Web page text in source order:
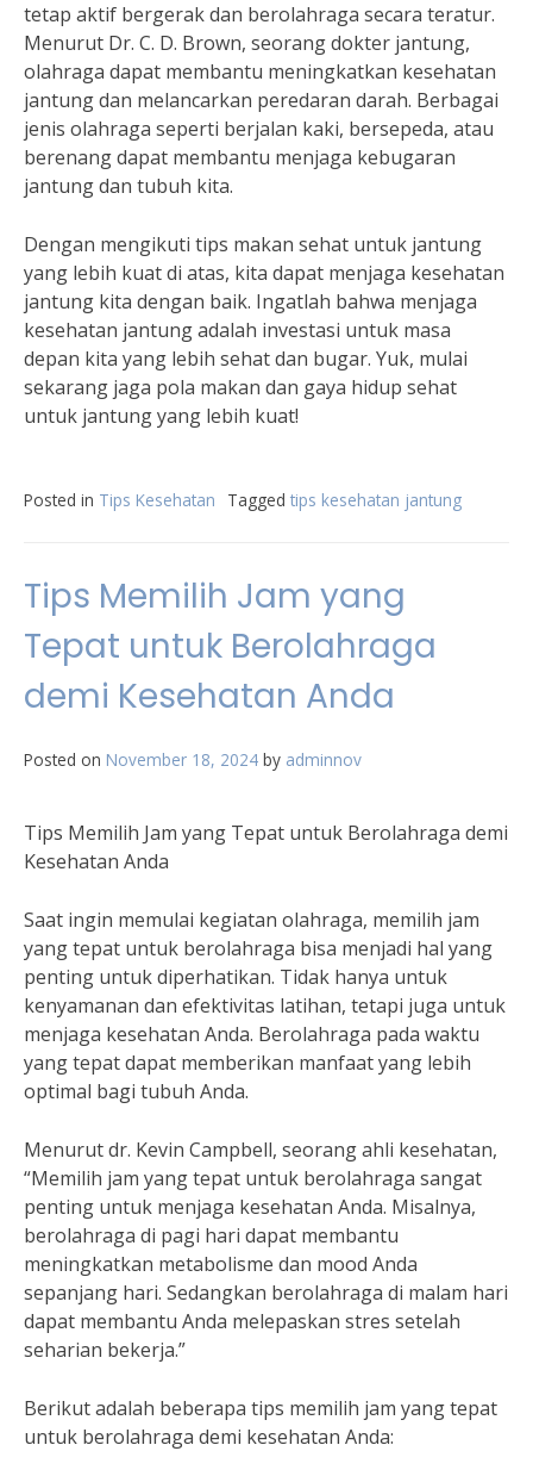
tetap aktif bergerak dan berolahraga secara teratur.
Menurut Dr. C. D. Brown, seorang dokter jantung,
olahraga dapat membantu meningkatkan kesehatan
jantung dan melancarkan peredaran darah. Berbagai
jenis olahraga seperti berjalan kaki, bersepeda, atau
berenang dapat membantu menjaga kebugaran
jantung dan tubuh kita.
Dengan mengikuti tips makan sehat untuk jantung
yang lebih kuat di atas, kita dapat menjaga kesehatan
jantung kita dengan baik. Ingatlah bahwa menjaga
kesehatan jantung adalah investasi untuk masa
depan kita yang lebih sehat dan bugar. Yuk, mulai
sekarang jaga pola makan dan gaya hidup sehat
untuk jantung yang lebih kuat!
Posted in Tips Kesehatan Tagged tips kesehatan jantung
Tips Memilih Jam yang
Tepat untuk Berolahraga
demi Kesehatan Anda
Posted on November 18, 2024 by adminnov
Tips Memilih Jam yang Tepat untuk Berolahraga demi
Kesehatan Anda
Saat ingin memulai kegiatan olahraga, memilih jam
yang tepat untuk berolahraga bisa menjadi hal yang
penting untuk diperhatikan. Tidak hanya untuk
kenyamanan dan efektivitas latihan, tetapi juga untuk
menjaga kesehatan Anda. Berolahraga pada waktu
yang tepat dapat memberikan manfaat yang lebih
optimal bagi tubuh Anda.
Menurut dr. Kevin Campbell, seorang ahli kesehatan,
“Memilih jam yang tepat untuk berolahraga sangat
penting untuk menjaga kesehatan Anda. Misalnya,
berolahraga di pagi hari dapat membantu
meningkatkan metabolisme dan mood Anda
sepanjang hari. Sedangkan berolahraga di malam hari
dapat membantu Anda melepaskan stres setelah
seharian bekerja.”
Berikut adalah beberapa tips memilih jam yang tepat
untuk berolahraga demi kesehatan Anda: